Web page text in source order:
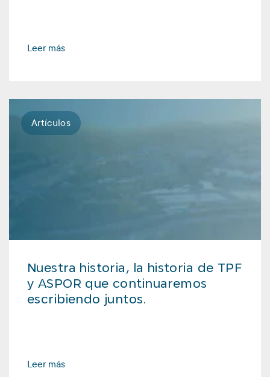
Leer más
Artículos
Nuestra historia, la historia de TPF
y ASPOR que continuaremos
escribiendo juntos.
Leer más